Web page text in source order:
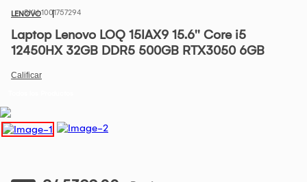
LENOVO1001757294
Laptop Lenovo LOQ 15IAX9 15.6'' Core i5
12450HX 32GB DDR5 500GB RTX3050 6GB